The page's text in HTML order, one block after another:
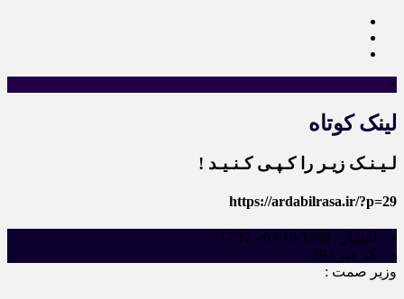
×
لینک کوتاه
لـیـنـک زیـر را کـپـی کـنـیـد !
https://ardabilrasa.ir/?p=29
انتشار : 1398-10-03 - 17:12
کد خبر : 29
وزیر صمت :